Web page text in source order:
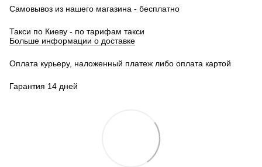
Самовывоз из нашего магазина - бесплатно
Такси по Киеву - по тарифам такси
Больше информации о доставке
Оплата курьеру, наложенный платеж либо оплата картой
Гарантия 14 дней